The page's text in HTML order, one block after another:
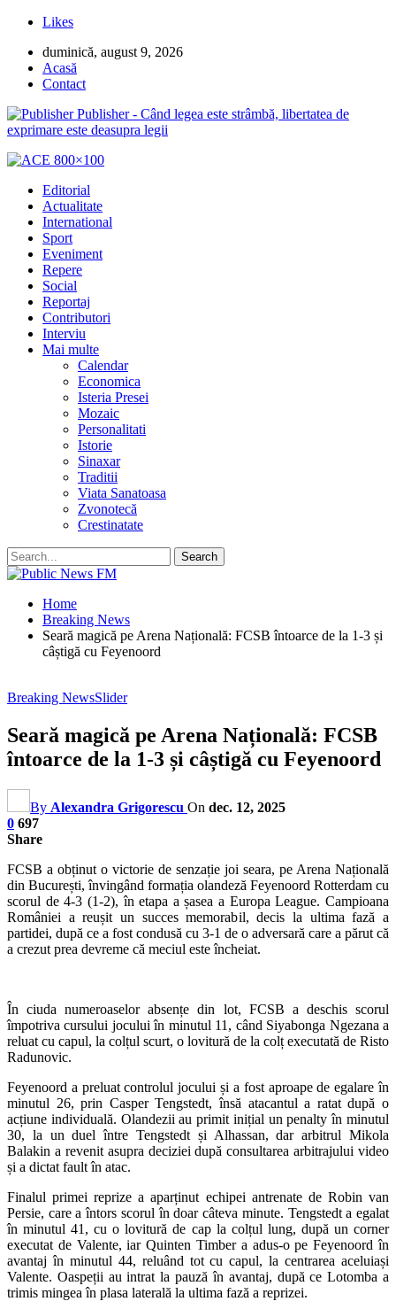
Likes
duminică, august 9, 2026
Acasă
Contact
Publisher - Când legea este strâmbă, libertatea de
exprimare este deasupra legii
Editorial
Actualitate
International
Sport
Eveniment
Repere
Social
Reportaj
Contributori
Interviu
Mai multe
Calendar
Economica
Isteria Presei
Mozaic
Personalitati
Istorie
Sinaxar
Traditii
Viata Sanatoasa
Zvonotecă
Crestinatate
Home
Breaking News
Seară magică pe Arena Națională: FCSB întoarce de la 1-3 și
câștigă cu Feyenoord
Breaking NewsSlider
Seară magică pe Arena Națională: FCSB
întoarce de la 1-3 și câștigă cu Feyenoord
By Alexandra Grigorescu On dec. 12, 2025
0 697
Share
FCSB a obținut o victorie de senzație joi seara, pe Arena Națională
din București, învingând formația olandeză Feyenoord Rotterdam cu
scorul de 4-3 (1-2), în etapa a șasea a Europa League. Campioana
României a reușit un succes memorabil, decis la ultima fază a
partidei, după ce a fost condusă cu 3-1 de o adversară care a părut că
a crezut prea devreme că meciul este încheiat.
În ciuda numeroaselor absențe din lot, FCSB a deschis scorul
împotriva cursului jocului în minutul 11, când Siyabonga Ngezana a
reluat cu capul, la colțul scurt, o lovitură de la colț executată de Risto
Radunovic.
Feyenoord a preluat controlul jocului și a fost aproape de egalare în
minutul 26, prin Casper Tengstedt, însă atacantul a ratat după o
acțiune individuală. Olandezii au primit inițial un penalty în minutul
30, la un duel între Tengstedt și Alhassan, dar arbitrul Mikola
Balakin a revenit asupra deciziei după consultarea arbitrajului video
și a dictat fault în atac.
Finalul primei reprize a aparținut echipei antrenate de Robin van
Persie, care a întors scorul în doar câteva minute. Tengstedt a egalat
în minutul 41, cu o lovitură de cap la colțul lung, după un corner
executat de Valente, iar Quinten Timber a adus-o pe Feyenoord în
avantaj în minutul 44, reluând tot cu capul, la centrarea aceluiași
Valente. Oaspeții au intrat la pauză în avantaj, după ce Lotomba a
trimis mingea în plasa laterală la ultima fază a reprizei.